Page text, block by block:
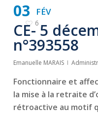
FÉV
03
6
CE- 5
n°393558
Emanuelle MARAIS
Fonctionnaire et
la mise à la retraite
rétroactive au motif